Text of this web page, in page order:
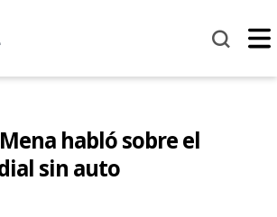
habló sobre el
sin auto